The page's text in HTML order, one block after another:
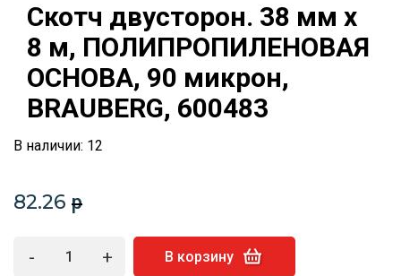
Скотч двусторон. 38 мм х
8 м, ПОЛИПРОПИЛЕНОВАЯ
ОСНОВА, 90 микрон,
BRAUBERG, 600483
В наличии: 12
82.26 p
- + В корзину